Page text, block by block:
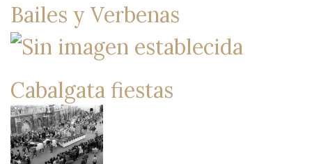
Bailes y Verbenas
Cabalgata fiestas